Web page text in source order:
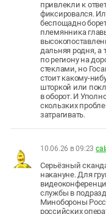
привлекли к
фиксировался.
беспощадно
племянника
дальняя родня, а
по региону на
стеклами, но
стоит какому-
шторкой или
в оборот. И
скользких
затрагивать.
10.06.26 в 09:23
Серьёзный
накануне. Для
службы в
Минобороны
российских